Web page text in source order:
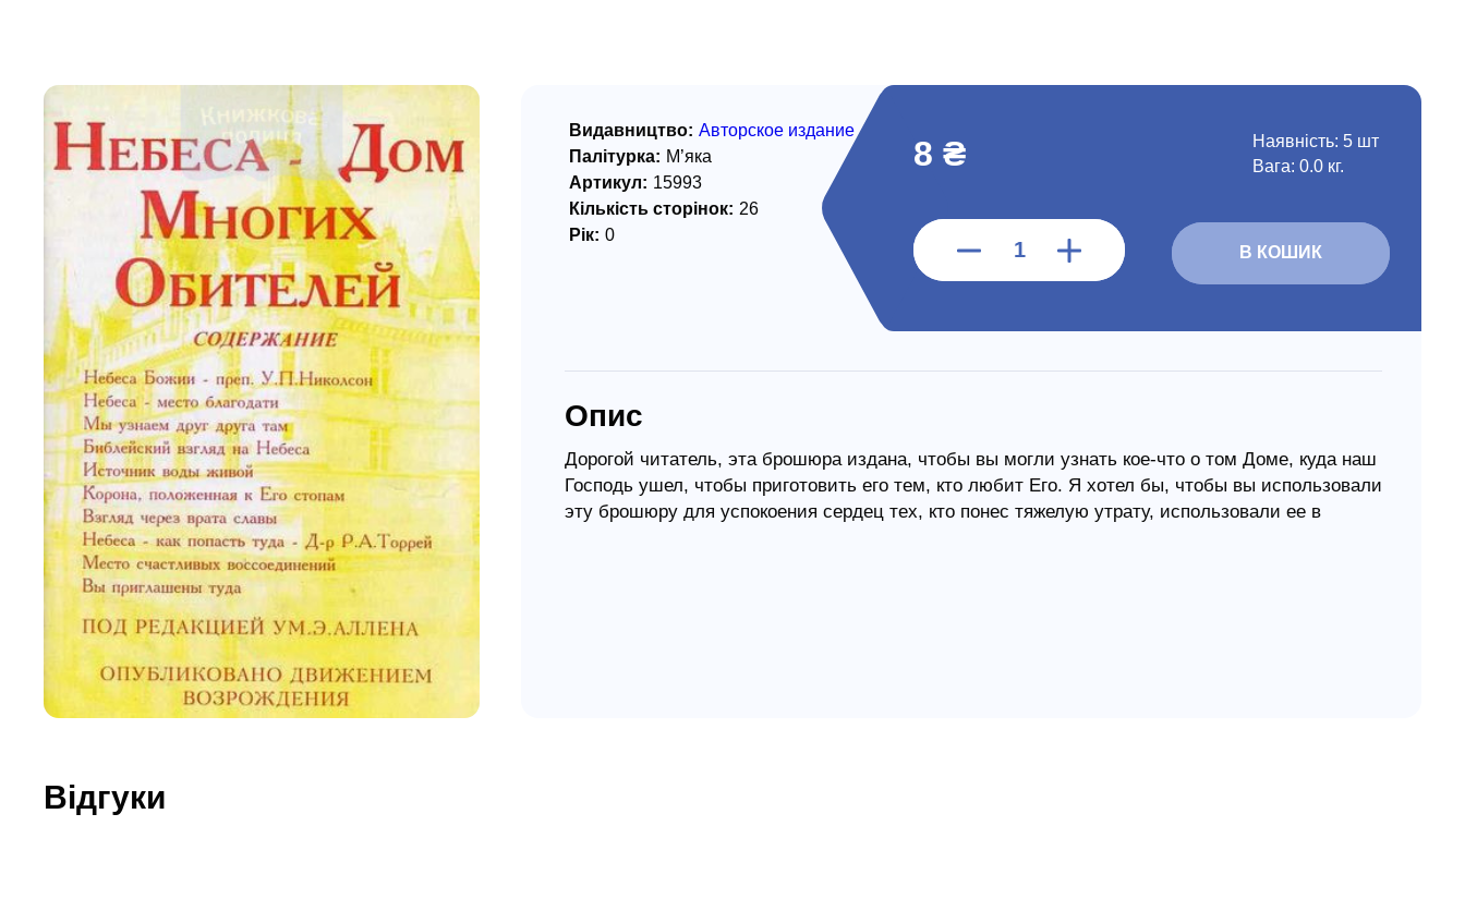
Новинки
Свіжі надходження, актуальна
література та нові автори на нашій
полиці.
Історія
Книги іноземними мовами
Лідерство
Нерелігійні видання
Церковні традиції
Служіння Церкви
Публіцистика
Шлюб і сім`я
Здоров`я / Харчування
Юдаїзм
Огляд релігій
Художня література
8 ₴ Наявність: 5 шт
Вага: 0.0 кг.
В КОШИК
Видавництво: Авторское издание
Палітурка: М’яка
Артикул: 15993
Кількість сторінок: 26
Рік: 0
Опис
Дорогой читатель, эта брошюра издана, чтобы вы могли узнать кое-что о том Доме, куда наш
Господь ушел, чтобы приготовить его тем, кто любит Его. Я хотел бы, чтобы вы использовали
эту брошюру для успокоения сердец тех, кто понес тяжелую утрату, использовали ее в
Відгуки